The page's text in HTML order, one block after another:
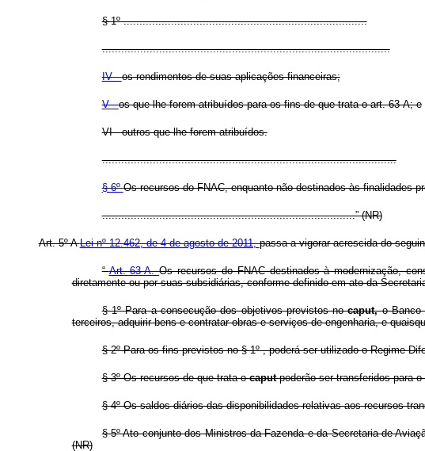
§ 1º .............................................................................
...........................................................................................
IV -os rendimentos de suas aplicações financeiras;
V -os que lhe forem atribuídos para os fins de que trata o art. 63-A; e
VI - outros que lhe forem atribuídos.
.............................................................................................
§ 6ºOs recursos do FNAC, enquanto não destinados às finalidades
................................................................................” (NR)
Art. 5º ALei nº 12.462, de 4 de agosto de 2011,passa a vigorar acrescida do
“Art. 63-A.Os recursos do FNAC destinados à modernização,
diretamente ou por suas subsidiárias, conforme definido em ato da
§ 1º Para a consecução dos objetivos previstos nocaput,o Banco
terceiros, adquirir bens e contratar obras e serviços de engenharia, e
§ 2º Para os fins previstos no § 1º , poderá ser utilizado o Regime
§ 3º Os recursos de que trata ocaputpoderão ser transferidos para
§ 4º Os saldos diários das disponibilidades relativas aos recursos
§ 5º Ato conjunto dos Ministros da Fazenda e da Secretaria de
(NR)